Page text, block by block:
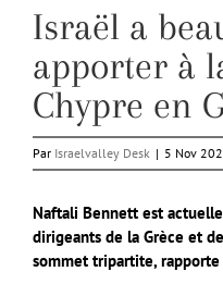
Israël a
apporter à
Chypre en
Par Israelvalley Desk | 5 Nov
Naftali Bennett est
dirigeants de la Grèce et
sommet tripartite,